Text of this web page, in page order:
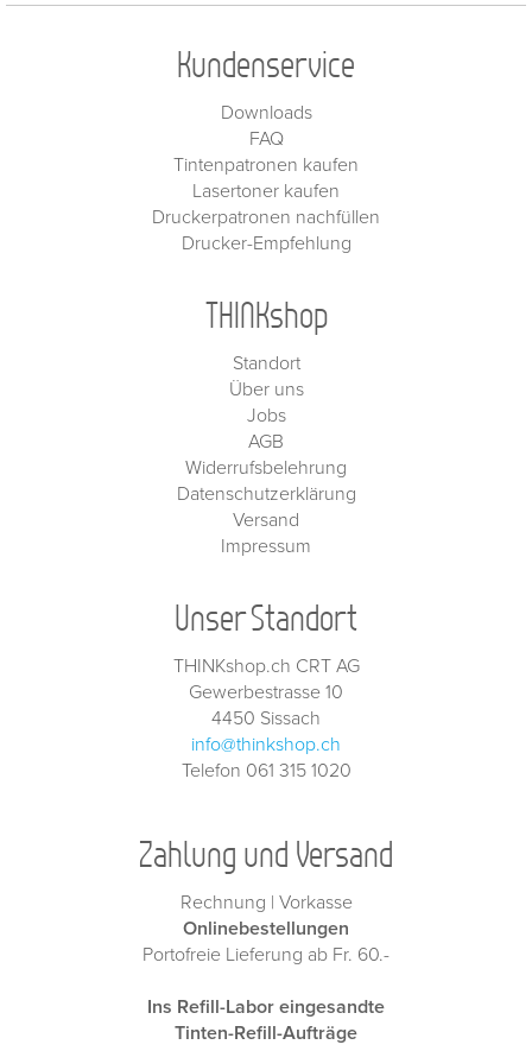
Kundenservice
Downloads
FAQ
Tintenpatronen kaufen
Lasertoner kaufen
Druckerpatronen nachfüllen
Drucker-Empfehlung
THINKshop
Standort
Über uns
Jobs
AGB
Widerrufsbelehrung
Datenschutzerklärung
Versand
Impressum
Unser Standort
THINKshop.ch CRT AG
Gewerbestrasse 10
4450 Sissach
info@thinkshop.ch
Telefon 061 315 1020
Zahlung und Versand
Rechnung | Vorkasse
Onlinebestellungen
Portofreie Lieferung ab Fr. 60.-
Ins Refill-Labor eingesandte
Tinten-Refill-Aufträge